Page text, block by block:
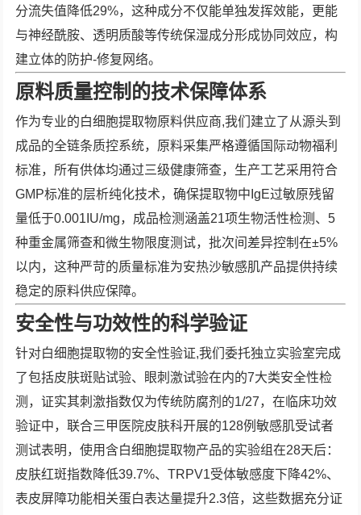
分流失值降低29%，这种成分不仅能单独发挥效能，更能
与神经酰胺、透明质酸等传统保湿成分形成协同效应，构
建立体的防护-修复网络。
原料质量控制的技术保障体系
作为专业的白细胞提取物原料供应商,我们建立了从源头到
成品的全链条质控系统，原料采集严格遵循国际动物福利
标准，所有供体均通过三级健康筛查，生产工艺采用符合
GMP标准的层析纯化技术，确保提取物中IgE过敏原残留
量低于0.001IU/mg，成品检测涵盖21项生物活性检测、5
种重金属筛查和微生物限度测试，批次间差异控制在±5%
以内，这种严苛的质量标准为安热沙敏感肌产品提供持续
稳定的原料供应保障。
安全性与功效性的科学验证
针对白细胞提取物的安全性验证,我们委托独立实验室完成
了包括皮肤斑贴试验、眼刺激试验在内的7大类安全性检
测，证实其刺激指数仅为传统防腐剂的1/27，在临床功效
验证中，联合三甲医院皮肤科开展的128例敏感肌受试者
测试表明，使用含白细胞提取物产品的实验组在28天后：
皮肤红斑指数降低39.7%、TRPV1受体敏感度下降42%、
表皮屏障功能相关蛋白表达量提升2.3倍，这些数据充分证